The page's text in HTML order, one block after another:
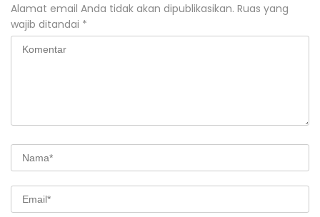
Alamat email Anda tidak akan dipublikasikan. Ruas yang
wajib ditandai *